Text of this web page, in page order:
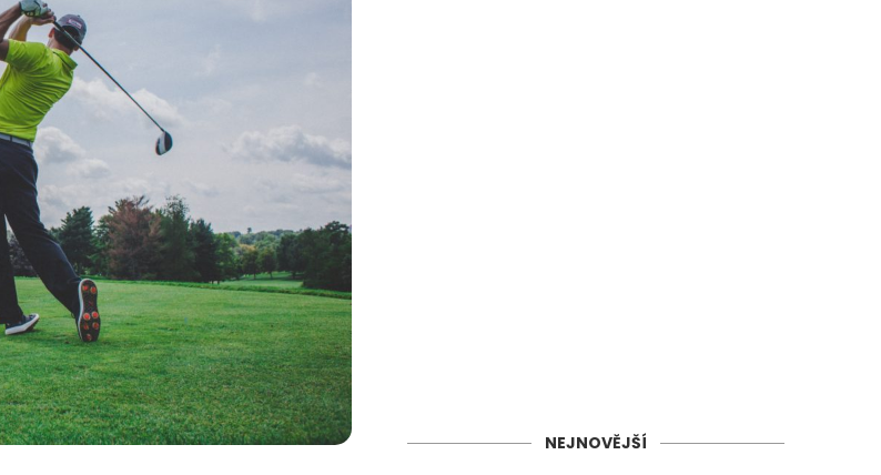
NEJNOVĚJŠÍ